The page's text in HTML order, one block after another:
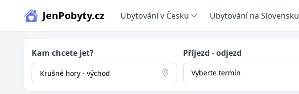
JenPobyty.cz Ubytování v Česku Ubytování na Slovensku
Kam chcete jet? Příjezd - odjezd
Vyberte termín